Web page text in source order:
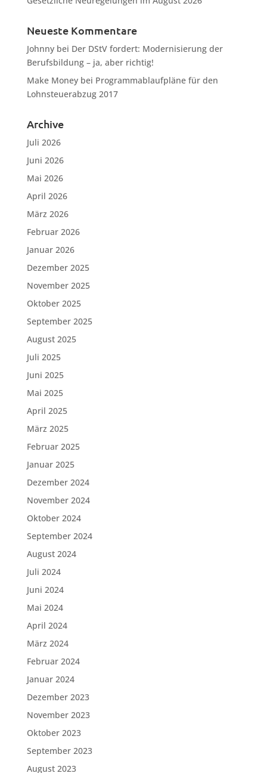
Neueste Kommentare
Johnnybei Der DStV fordert: Modernisierung der
Berufsbildung – ja, aber richtig!
Make Moneybei Programmablaufpläne für den
Lohnsteuerabzug 2017
Archive
Juli 2026
Juni 2026
Mai 2026
April 2026
März 2026
Februar 2026
Januar 2026
Dezember 2025
November 2025
Oktober 2025
September 2025
August 2025
Juli 2025
Juni 2025
Mai 2025
April 2025
März 2025
Februar 2025
Januar 2025
Dezember 2024
November 2024
Oktober 2024
September 2024
August 2024
Juli 2024
Juni 2024
Mai 2024
April 2024
März 2024
Februar 2024
Januar 2024
Dezember 2023
November 2023
Oktober 2023
September 2023
August 2023